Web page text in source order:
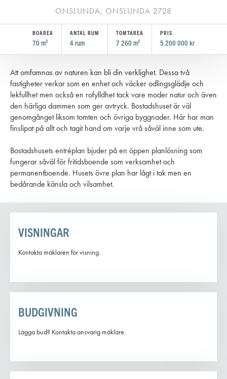
ONSLUNDA, ONSLUNDA 2728
BOAREA
70 m²
ANTAL RUM
4rum
TOMTAREA
7 260 m²
PRIS
5 200 000 kr
Att omfamnas av naturen kan bli din verklighet. Dessa två
fastigheter verkar som en enhet och väcker odlingsglädje och
lekfullhet men också en rofylldhet tack vare moder natur och även
den härliga dammen som ger avtryck. Bostadshuset är väl
genomgånget liksom tomten och övriga byggnader. Här har man
finslipat på allt och tagit hand om varje vrå såväl inne som ute.
Bostadshusets entréplan bjuder på en öppen planlösning som
fungerar såväl för fritidsboende som verksamhet och
permanentboende. Husets övre plan har lågt i tak men en
bedårande känsla och vilsamhet.
VISNINGAR
Kontakta mäklaren för visning.
BUDGIVNING
Lägga bud? Kontakta ansvarig mäklare.